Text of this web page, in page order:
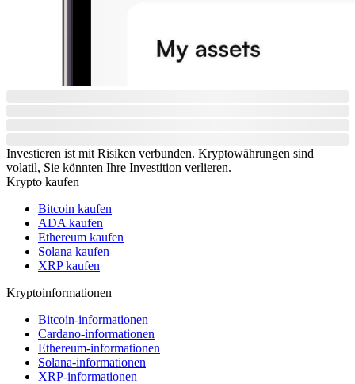
Investieren ist mit Risiken verbunden. Kryptowährungen sind
volatil, Sie könnten Ihre Investition verlieren.
Krypto kaufen
Bitcoin kaufen
ADA kaufen
Ethereum kaufen
Solana kaufen
XRP kaufen
Kryptoinformationen
Bitcoin-informationen
Cardano-informationen
Ethereum-informationen
Solana-informationen
XRP-informationen